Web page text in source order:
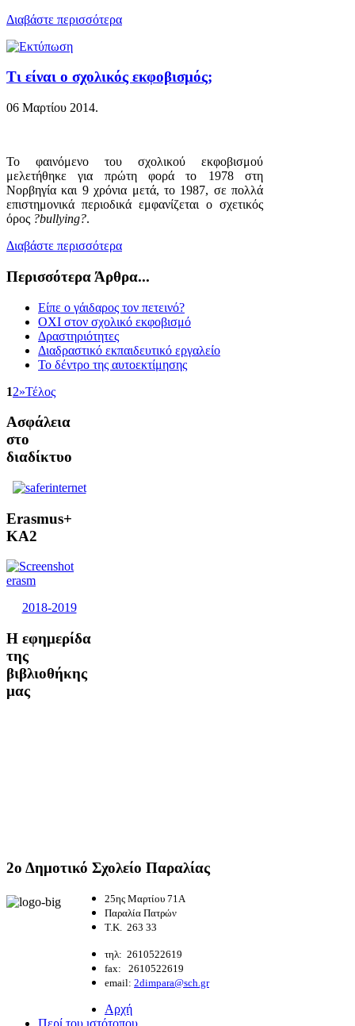
Διαβάστε περισσότερα
Τι είναι ο σχολικός εκφοβισμός;
06 Μαρτίου 2014.
Το φαινόμενο του σχολικού εκφοβισμού
μελετήθηκε για πρώτη φορά το 1978 στη
Νορβηγία και 9 χρόνια μετά, το 1987, σε πολλά
επιστημονικά περιοδικά εμφανίζεται ο σχετικός
όρος ?bullying?.
Διαβάστε περισσότερα
Περισσότερα Άρθρα...
Είπε ο γάιδαρος τον πετεινό?
ΟΧΙ στον σχολικό εκφοβισμό
Δραστηριότητες
Διαδραστικό εκπαιδευτικό εργαλείο
Το δέντρο της αυτοεκτίμησης
12»Τέλος
Ασφάλεια
στο
διαδίκτυο
Erasmus+
KA2
2018-2019
Η εφημερίδα
της
βιβλιοθήκης
μας
2ο Δημοτικό Σχολείο Παραλίας
25ης Μαρτίου 71Α
Παραλία Πατρών
Τ.Κ. 263 33
τηλ: 2610522619
fax: 2610522619
email: 2dimpara@sch.gr
Αρχή